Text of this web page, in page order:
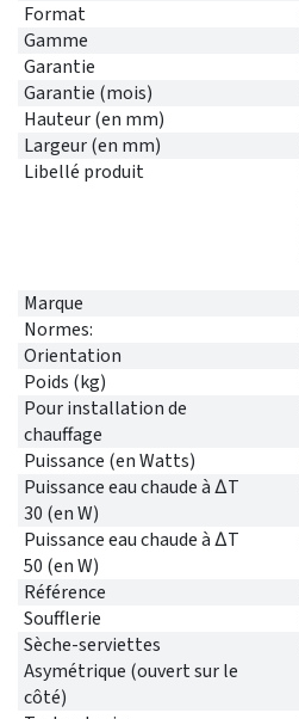
Format
Gamme
Garantie
Garantie (mois)
Hauteur (en mm)
Largeur (en mm)
Libellé produit
Marque
Normes:
Orientation
Poids (kg)
Pour installation de
chauffage
Puissance (en Watts)
Puissance eau chaude à ∆T
30 (en W)
Puissance eau chaude à ∆T
50 (en W)
Référence
Soufflerie
Sèche-serviettes
Asymétrique (ouvert sur le
côté)